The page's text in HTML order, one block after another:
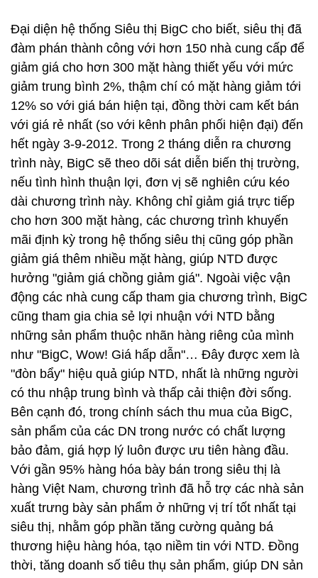
Đại diện hệ thống Siêu thị BigC cho biết, siêu thị đã
đàm phán thành công với hơn 150 nhà cung cấp để
giảm giá cho hơn 300 mặt hàng thiết yếu với mức
giảm trung bình 2%, thậm chí có mặt hàng giảm tới
12% so với giá bán hiện tại, đồng thời cam kết bán
với giá rẻ nhất (so với kênh phân phối hiện đại) đến
hết ngày 3-9-2012. Trong 2 tháng diễn ra chương
trình này, BigC sẽ theo dõi sát diễn biến thị trường,
nếu tình hình thuận lợi, đơn vị sẽ nghiên cứu kéo
dài chương trình này. Không chỉ giảm giá trực tiếp
cho hơn 300 mặt hàng, các chương trình khuyến
mãi định kỳ trong hệ thống siêu thị cũng góp phần
giảm giá thêm nhiều mặt hàng, giúp NTD được
hưởng "giảm giá chồng giảm giá". Ngoài việc vận
động các nhà cung cấp tham gia chương trình, BigC
cũng tham gia chia sẻ lợi nhuận với NTD bằng
những sản phẩm thuộc nhãn hàng riêng của mình
như "BigC, Wow! Giá hấp dẫn"… Đây được xem là
"đòn bẩy" hiệu quả giúp NTD, nhất là những người
có thu nhập trung bình và thấp cải thiện đời sống.
Bên cạnh đó, trong chính sách thu mua của BigC,
sản phẩm của các DN trong nước có chất lượng
bảo đảm, giá hợp lý luôn được ưu tiên hàng đầu.
Với gần 95% hàng hóa bày bán trong siêu thị là
hàng Việt Nam, chương trình đã hỗ trợ các nhà sản
xuất trưng bày sản phẩm ở những vị trí tốt nhất tại
siêu thị, nhằm góp phần tăng cường quảng bá
thương hiệu hàng hóa, tạo niềm tin với NTD. Đồng
thời, tăng doanh số tiêu thụ sản phẩm, giúp DN sản